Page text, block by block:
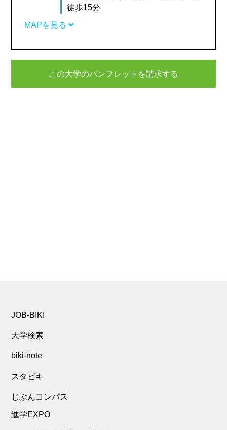
徒歩15分
MAPを見る
この大学のパンフレットを請求する
JOB-BIKI
大学検索
biki-note
スタビキ
じぶんコンパス
進学EXPO